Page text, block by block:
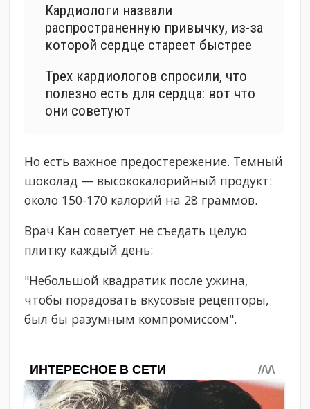
Кардиологи назвали
распространенную привычку, из-за
которой сердце стареет быстрее
Трех кардиологов спросили, что
полезно есть для сердца: вот что
они советуют
Но есть важное предостережение. Темный
шоколад — высококалорийный продукт:
около 150-170 калорий на 28 граммов.
Врач Кан советует не съедать целую
плитку каждый день:
"Небольшой квадратик после ужина,
чтобы порадовать вкусовые рецепторы,
был бы разумным компромиссом".